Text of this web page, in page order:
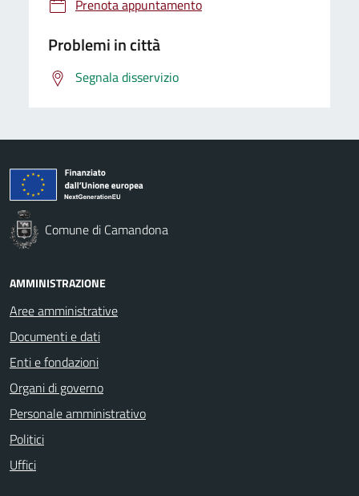
Prenota appuntamento
Problemi in città
Segnala disservizio
Comune di Camandona
AMMINISTRAZIONE
Aree amministrative
Documenti e dati
Enti e fondazioni
Organi di governo
Personale amministrativo
Politici
Uffici